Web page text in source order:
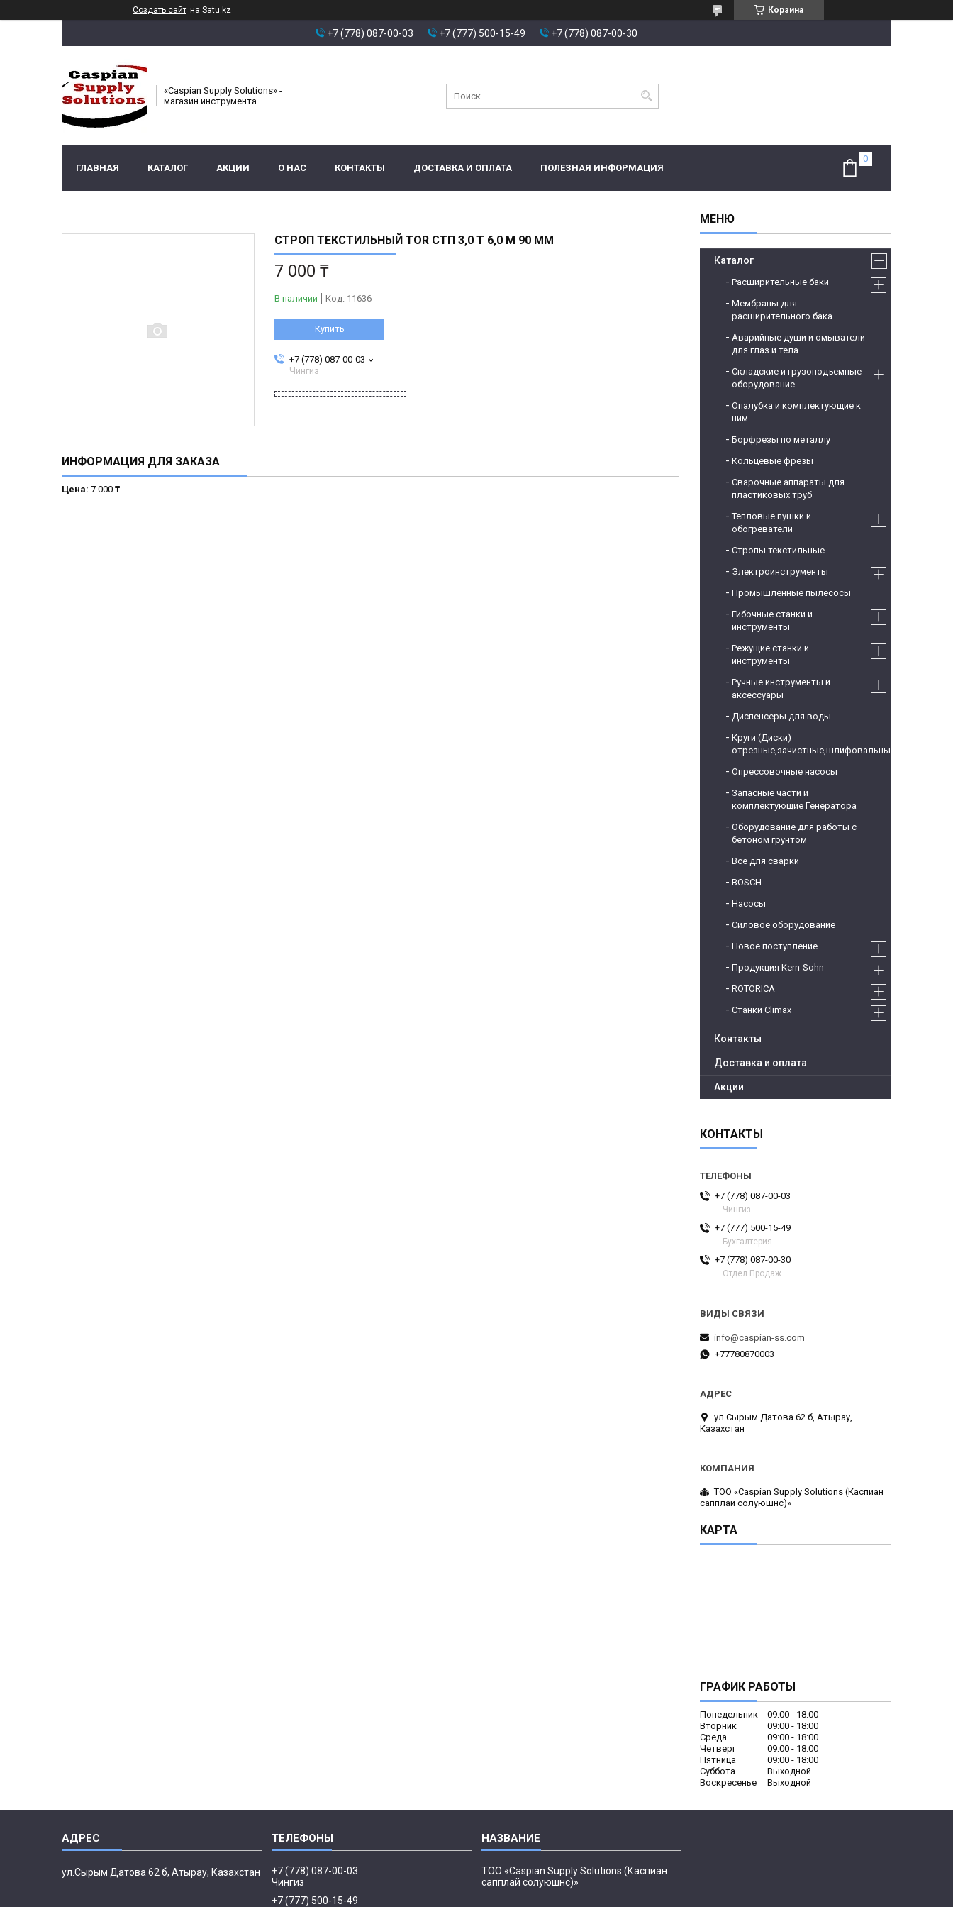
Создать сайт на Satu.kz Корзина
+7 (778) 087-00-03 +7 (777) 500-15-49 +7 (778) 087-00-30
«Caspian Supply Solutions» -
магазин инструмента
ГЛАВНАЯ КАТАЛОГ АКЦИИ О НАС КОНТАКТЫ ДОСТАВКА И ОПЛАТА ПОЛЕЗНАЯ ИНФОРМАЦИЯ
СТРОП ТЕКСТИЛЬНЫЙ TOR СТП 3,0 Т 6,0 М 90 ММ
7 000 ₸
В наличии Код: 11636
Купить
+7 (778) 087-00-03
Чингиз
ИНФОРМАЦИЯ ДЛЯ ЗАКАЗА
Цена: 7 000 ₸
Каталог
Расширительные баки
Мембраны для
расширительного бака
Аварийные души и омыватели
для глаз и тела
Складские и грузоподъемные
оборудование
Опалубка и комплектующие к
ним
Борфрезы по металлу
Кольцевые фрезы
Сварочные аппараты для
пластиковых труб
Тепловые пушки и
обогреватели
Стропы текстильные
Электроинструменты
Промышленные пылесосы
Гибочные станки и
инструменты
Режущие станки и
инструменты
Ручные инструменты и
аксессуары
Диспенсеры для воды
Круги (Диски)
отрезные,зачистные,шлифовальные
Опрессовочные насосы
Запасные части и
комплектующие Генератора
Оборудование для работы с
бетоном грунтом
Все для сварки
BOSCH
Насосы
Силовое оборудование
Новое поступление
Продукция Kern-Sohn
ROTORICA
Станки Climax
Контакты
Доставка и оплата
Акции
КОНТАКТЫ
+7 (778) 087-00-03
Чингиз
+7 (777) 500-15-49
Бухгалтерия
+7 (778) 087-00-30
Отдел Продаж
info@caspian-ss.com
+77780870003
ул.Сырым Датова 62 б, Атырау,
Казахстан
ТОО «Caspian Supply Solutions (Каспиан
сапплай солуюшнс)»
КАРТА
ГРАФИК РАБОТЫ
Понедельник 09:00
18:00
Вторник
09:00
18:00
Среда
09:00
18:00
Четверг
09:00
18:00
Пятница
09:00
18:00
Суббота
Выходной
Воскресенье
Выходной
ул.Сырым Датова 62 б, Атырау, Казахстан
+7 (778) 087-00-03
Чингиз
+7 (777) 500-15-49
ТОО «Caspian Supply Solutions (Каспиан
сапплай солуюшнс)»